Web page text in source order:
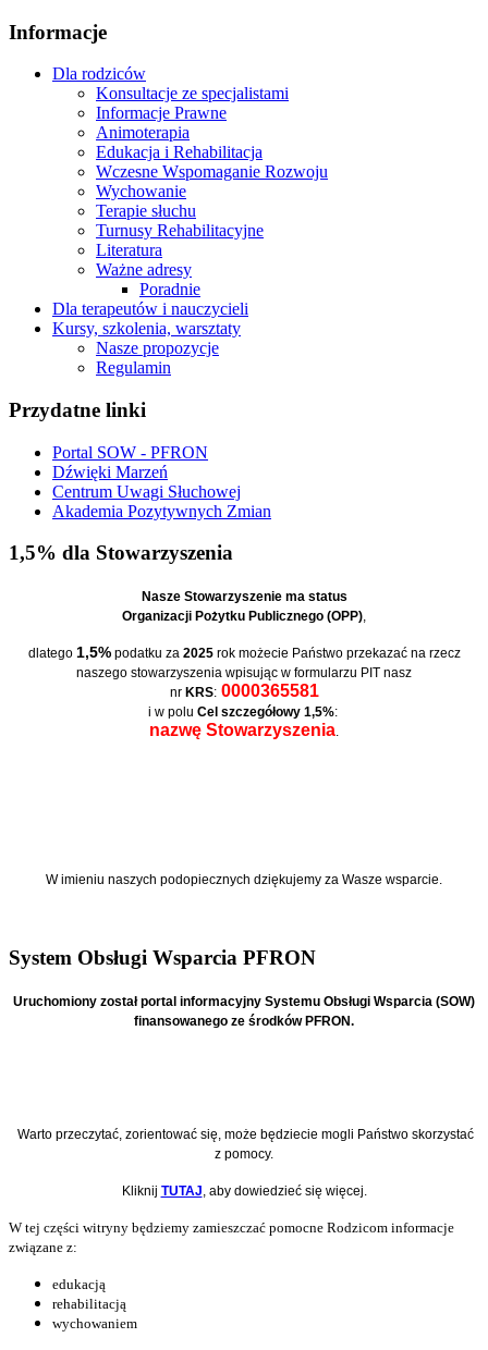
Informacje
Dla rodziców
Konsultacje ze specjalistami
Informacje Prawne
Animoterapia
Edukacja i Rehabilitacja
Wczesne Wspomaganie Rozwoju
Wychowanie
Terapie słuchu
Turnusy Rehabilitacyjne
Literatura
Ważne adresy
Poradnie
Dla terapeutów i nauczycieli
Kursy, szkolenia, warsztaty
Nasze propozycje
Regulamin
Przydatne linki
Portal SOW - PFRON
Dźwięki Marzeń
Centrum Uwagi Słuchowej
Akademia Pozytywnych Zmian
1,5% dla Stowarzyszenia
Nasze Stowarzyszenie ma status
Organizacji Pożytku Publicznego (OPP),
dlatego 1,5%podatku za 2025rok możecie Państwo przekazać na rzecz
naszego stowarzyszenia wpisując w formularzu PIT nasz
nr KRS:0000365581
i w polu Cel szczegółowy 1,5%:
nazwę Stowarzyszenia.
W imieniu naszych podopiecznych dziękujemy za Wasze wsparcie.
System Obsługi Wsparcia PFRON
Uruchomiony został portal informacyjny Systemu Obsługi Wsparcia (SOW)
finansowanego ze środków PFRON.
Warto przeczytać, zorientować się, może będziecie mogli Państwo skorzystać
z pomocy.
Kliknij TUTAJ , aby dowiedzieć się więcej.
W tej części witryny będziemy zamieszczać pomocne Rodzicom informacje
związane z:
edukacją
rehabilitacją
wychowaniem